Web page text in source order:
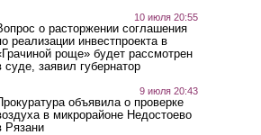
10 июля 20:55
о расторжении соглашения
реализации инвестпроекта в
роще» будет рассмотрен
суде, заявил губернатор
9 июля 20:43
объявила о проверке
в микрорайоне Недостоево
Рязани